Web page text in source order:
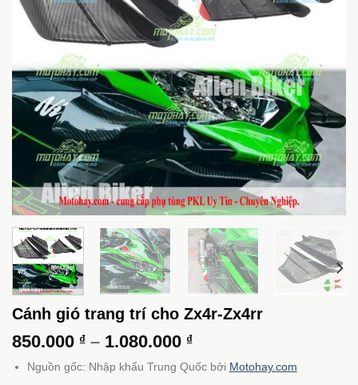
Cánh gió trang trí cho Zx4r-Zx4rr
850.000 ₫ – 1.080.000 ₫Khoảng
giá:
từ
Nguồn gốc: Nhập khẩu Trung Quốc bởi Motohay.com